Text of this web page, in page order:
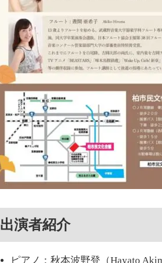
出演者紹介
ピアノ：秋本波野登（Hayato